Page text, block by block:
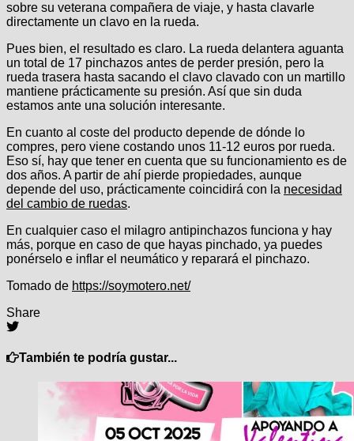
sobre su veterana compañera de viaje, y hasta clavarle
directamente un clavo en la rueda.
Pues bien, el resultado es claro. La rueda delantera aguanta
un total de 17 pinchazos antes de perder presión, pero la
rueda trasera hasta sacando el clavo clavado con un martillo
mantiene prácticamente su presión. Así que sin duda
estamos ante una solución interesante.
En cuanto al coste del producto depende de dónde lo
compres, pero viene costando unos 11-12 euros por rueda.
Eso sí, hay que tener en cuenta que su funcionamiento es de
dos años. A partir de ahí pierde propiedades, aunque
depende del uso, prácticamente coincidirá con la necesidad
del cambio de ruedas.
En cualquier caso el milagro antipinchazos funciona y hay
más, porque en caso de que hayas pinchado, ya puedes
ponérselo e inflar el neumático y reparará el pinchazo.
Tomado de https://soymotero.net/
Share
También te podría gustar...